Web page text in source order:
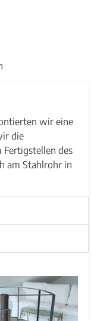
wir eine
die
Fertigstellen des
am Stahlrohr in